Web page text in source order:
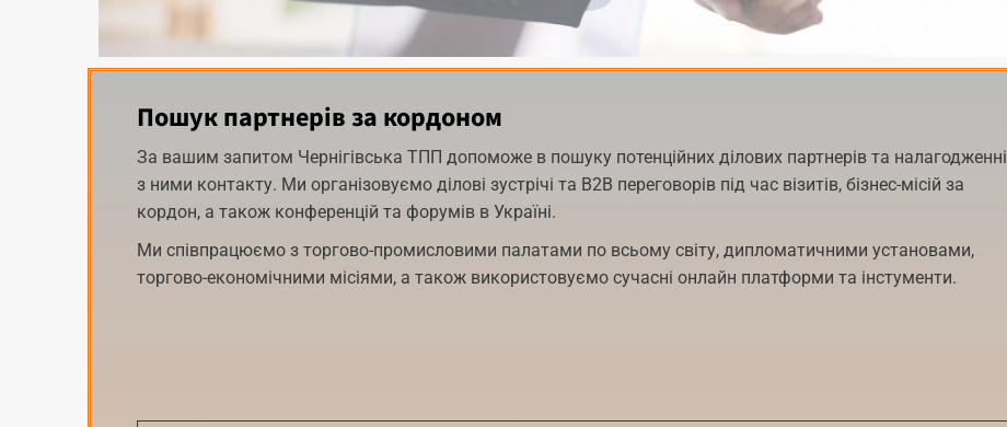
Пошук партнерів за кордоном
За вашим запитом Чернігівська ТПП допоможе в пошуку потенційних ділових партнерів та налагодженні
з ними контакту. Ми організовуємо ділові зустрічі та В2В переговорів під час візитів, бізнес-місій за
кордон, а також конференцій та форумів в Україні.
Ми співпрацюємо з торгово-промисловими палатами по всьому світу, дипломатичними установами,
торгово-економічними місіями, а також використовуємо сучасні онлайн платформи та інстументи.